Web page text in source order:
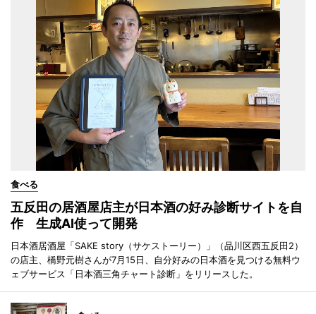
食べる
五反田の居酒屋店主が日本酒の好み診断サイトを自
作 生成AI使って開発
日本酒居酒屋「SAKE story（サケストーリー）」（品川区西五反田2）
の店主、橋野元樹さんが7月15日、自分好みの日本酒を見つける無料ウ
ェブサービス「日本酒三角チャート診断」をリリースした。